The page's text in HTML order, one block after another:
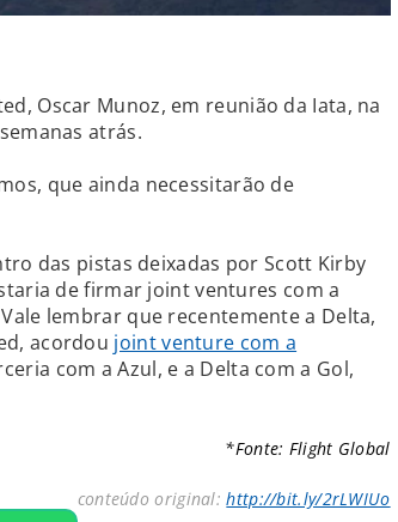
Oscar Munoz, em reunião da Iata, na
atrás.
que ainda necessitarão de
das pistas deixadas por Scott Kirby
de firmar joint ventures com a
lembrar que recentemente a Delta,
acordou joint venture com a
com a Azul, e a Delta com a Gol,
*Fonte: Flight Global
conteúdo original:http://bit.ly/2rLWIUo